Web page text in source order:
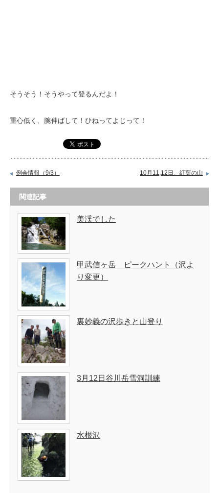
そうそう！そうやって登るんだよ！
重心低く、腕伸ばして！ひねってよじって！
例会情報（9/3） 10月11,12日、紅葉の山
関連記事
美渓でした
甲武信ヶ岳 ピークハント（沢よ
り変更）
裏妙義の沢歩きと山登り
3月12日谷川岳雪洞訓練
水根沢